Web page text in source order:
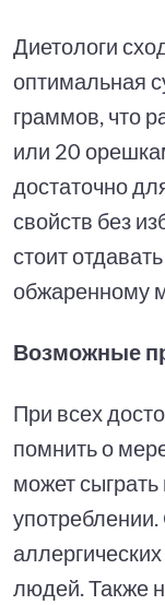
Диетологи
оптимальная
граммов, что
или 20
достаточно
свойств без
стоит
обжаренному
Возможные
При всех
помнить о
может
людей. Также